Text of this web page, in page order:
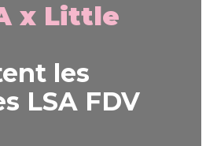
x Little
les
LSA FDV